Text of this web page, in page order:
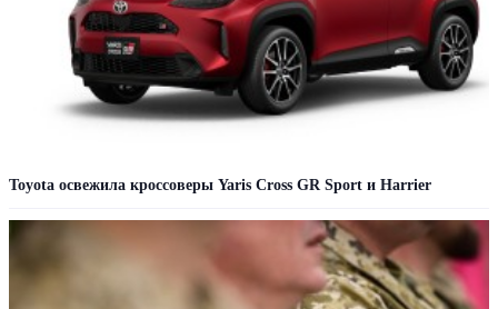
Toyota освежила кроссоверы Yaris Cross GR Sport и Harrier